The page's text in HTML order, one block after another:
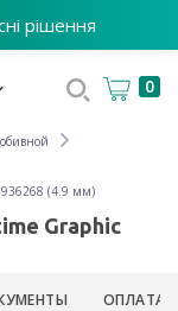
рішення
0
936268 (4.9 мм)
Graphic
ОПЛАТА